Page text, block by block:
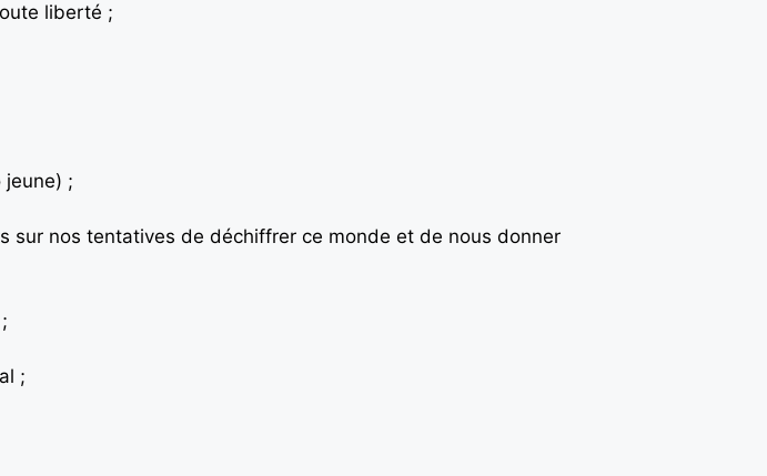
liberté ;
jeune) ;
sur nos tentatives de déchiffrer ce monde et de nous donner
;